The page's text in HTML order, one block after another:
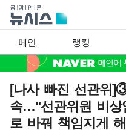
메인 랭킹
[나사 빠진 선관위
속…"선관위원 비상
로 바꿔 책임지게